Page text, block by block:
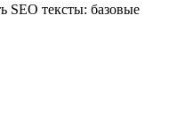
SEO тексты: базовые